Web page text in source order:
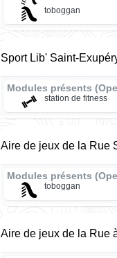
toboggan
Sport Lib' Saint-
Modules présents
station de fitness
Aire de jeux de la Rue
Modules présents
toboggan
Aire de jeux de la Rue